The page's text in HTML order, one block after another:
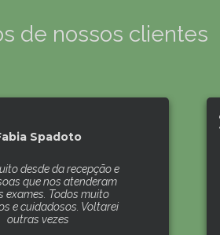
de nossos clientes
Spadoto
desde da recepção e
que nos atenderam
exames. Todos muito
e cuidadosos. Voltarei
outras vezes